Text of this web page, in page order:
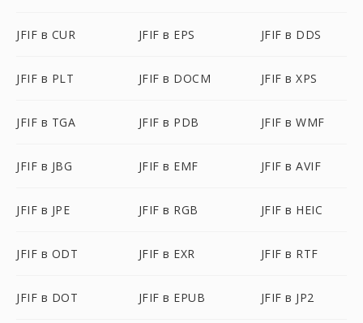
JFIF в CUR JFIF в EPS JFIF в DDS
JFIF в PLT JFIF в DOCM JFIF в XPS
JFIF в TGA JFIF в PDB JFIF в WMF
JFIF в JBG JFIF в EMF JFIF в AVIF
JFIF в JPE JFIF в RGB JFIF в HEIC
JFIF в ODT JFIF в EXR JFIF в RTF
JFIF в DOT JFIF в EPUB JFIF в JP2